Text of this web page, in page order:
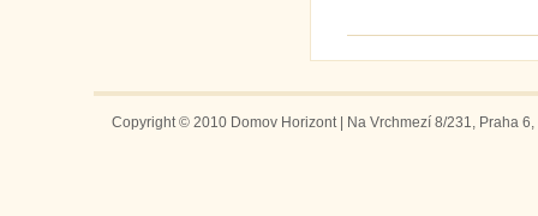
Copyright © 2010 Domov Horizont | Na Vrchmezí 8/231, Praha